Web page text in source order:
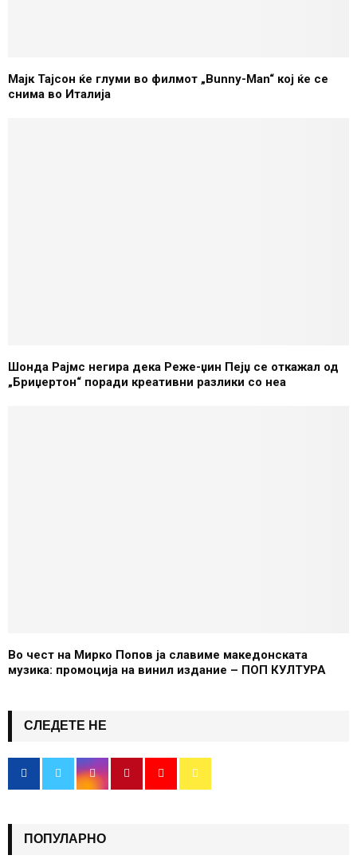
Мајк Тајсон ќе глуми во филмот „Bunny-Man“ кој ќе се
снима во Италија
Шонда Рајмс негира дека Реже-џин Пејџ се откажал од
„Бриџертон“ поради креативни разлики со неа
Во чест на Мирко Попов ја славиме македонската
музика: промоција на винил издание – ПОП КУЛТУРА
СЛЕДЕТЕ НЕ
ПОПУЛАРНО